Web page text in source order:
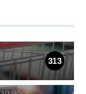
313